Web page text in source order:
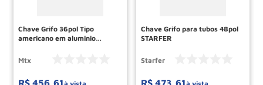
Chave Grifo 36pol Tipo
americano em aluminio
Mtx
R$ 456 61
Chave Grifo para tubos 48pol
STARFER
Starfer
R$ 473 61